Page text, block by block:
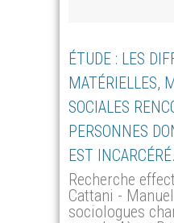
ÉTUDE : LES
MATÉRIELLES,
SOCIALES
PERSONNES
EST INCARCÉRÉ.
Recherche
Cattani -
sociologues